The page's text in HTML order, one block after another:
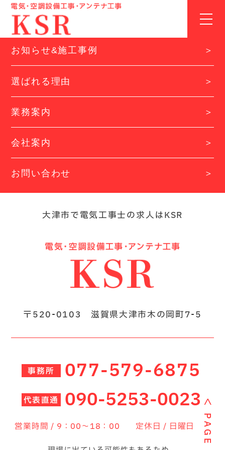
t
g
e
a
v
g
i
n
HOME
お知らせ&施工事例
選ばれる理由
業務案内
会社案内
お問い合わせ
大津市で電気工事士の求人はKSR
〒520-0103 滋賀県大津市木の岡町7-5
事務所 077-579-6875
代表直通 090-5253-0023
営業時間 / 9：00～18：00 定休日 / 日曜日
＜